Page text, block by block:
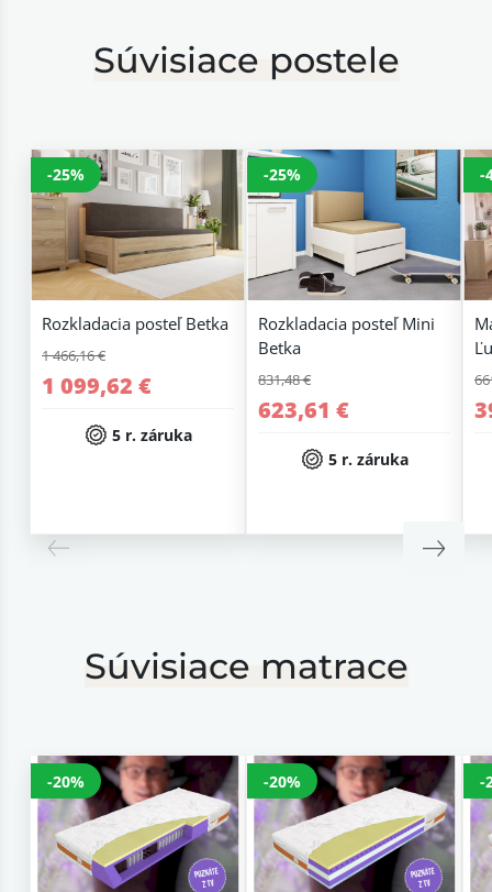
Súvisiace postele
-25%
Rozkladacia posteľ Betka
1 466,16 €
1 099,62 €
5 r. záruka
-25%
Rozkladacia posteľ Mini
Betka
831,48 €
623,61 €
5 r. záruka
-
Súvisiace matrace
-20% -20% -